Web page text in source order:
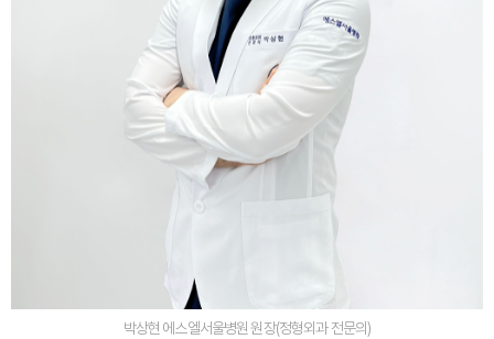
박상현 에스엘서울병원 원장(정형외과 전문의)